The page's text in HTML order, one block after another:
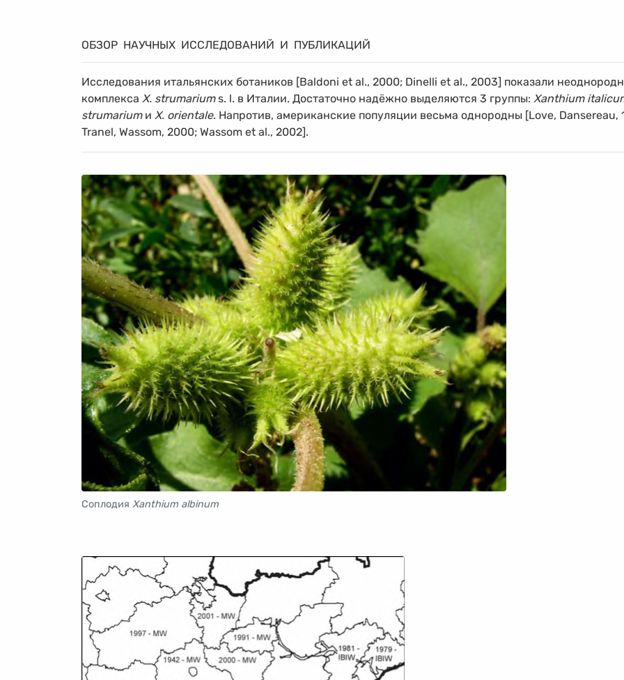
ОБЗОР НАУЧНЫХ ИССЛЕДОВАНИЙ И ПУБЛИКАЦИЙ
Исследования итальянских ботаников [Baldoni et al., 2000; Dinelli et al., 2003] показали
комплекса X. strumariums. l. в Италии. Достаточно надёжно выделяются 3 группы: Xanthium
strumariumи X. orientale. Напротив, американские популяции весьма однородны [Love, Dansereau,
Tranel, Wassom, 2000; Wassom et al., 2002].
Соплодия Xanthium albinum